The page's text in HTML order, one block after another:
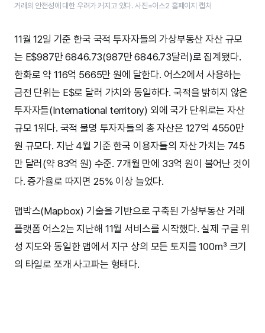
거래의 안전성에 대한 우려가 커지고 있다. 사진=어스2 홈페이지 캡처
11월 12일 기준 한국 국적 투자자들의 가상부동산 자산 규모
는 E$987만 6846.73(987만 6846.73달러)로 집계됐다.
한화로 약 116억 5665만 원에 달한다. 어스2에서 사용하는
금전 단위는 E$로 달러 가치와 동일하다. 국적을 밝히지 않은
투자자들(International territory) 외에 국가 단위로는 자산
규모 1위다. 국적 불명 투자자들의 총 자산은 127억 4550만
원 규모다. 지난 4월 기준 한국 이용자들의 자산 가치는 745
만 달러(약 83억 원) 수준. 7개월 만에 33억 원이 불어난 것이
다. 증가율로 따지면 25% 이상 늘었다.
맵박스(Mapbox) 기술을 기반으로 구축된 가상부동산 거래
플랫폼 어스2는 지난해 11월 서비스를 시작했다. 실제 구글 위
성 지도와 동일한 맵에서 지구 상의 모든 토지를 100㎥ 크기
의 타일로 쪼개 사고파는 형태다.